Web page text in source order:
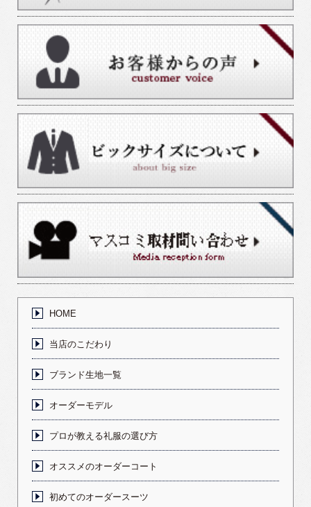
HOME
当店のこだわり
ブランド生地一覧
オーダーモデル
プロが教える礼服の選び方
オススメのオーダーコート
初めてのオーダースーツ